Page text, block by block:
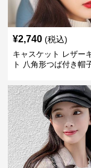
¥2,740 (税込)
キャスケット レザー
ト 八角形つば付き帽